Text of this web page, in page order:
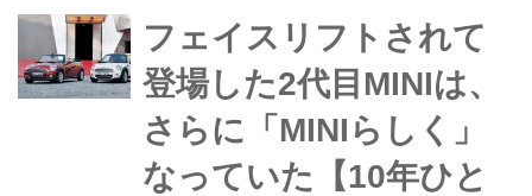
加わった。昨年秋のジャパンモビリテ
ィショー2023で公開された「コ...
フェイスリフトされて
登場した2代目MINIは、
さらに「MINIらしく」
なっていた【10年ひと